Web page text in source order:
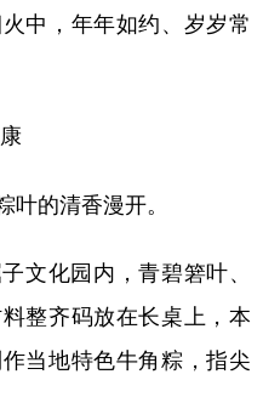
中，年年如约、岁岁常
的清香漫开。
化园内，青碧箬叶、
整齐码放在长桌上，本
当地特色牛角粽，指尖